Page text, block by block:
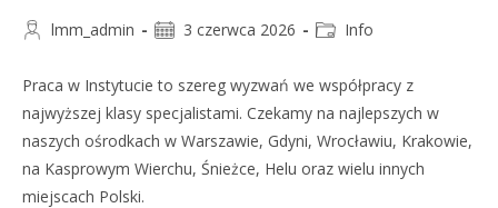
lmm_admin 3 czerwca 2026 Info
Praca w Instytucie to szereg wyzwań we współpracy z
najwyższej klasy specjalistami. Czekamy na najlepszych w
naszych ośrodkach w Warszawie, Gdyni, Wrocławiu, Krakowie,
na Kasprowym Wierchu, Śnieżce, Helu oraz wielu innych
miejscach Polski.